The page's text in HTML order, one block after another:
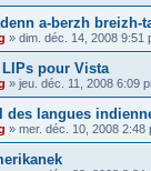
a-berzh breizh-
» dim. déc. 14, 2008 9:51
LIPs pour Vista
» jeu. déc. 11, 2008 6:09
des langues
» mer. déc. 10, 2008 2:48